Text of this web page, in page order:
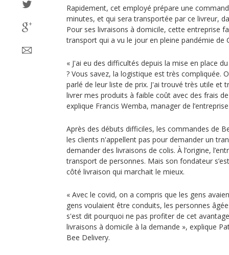
Rapidement, cet employé prépare une
minutes, et qui sera transportée par ce livreur,
Pour ses livraisons à domicile, cette entreprise
transport qui a vu le jour en pleine pandémie de
« J'ai eu des difficultés depuis la mise en place
? Vous savez, la logistique est très compliquée.
parlé de leur liste de prix. J'ai trouvé très utile et
livrer mes produits à faible coût avec des frais
explique Francis Wemba, manager de
Après des débuts difficiles, les commandes de
les clients n'appellent pas pour demander un
demander des livraisons de colis. À l’origine,
transport de personnes. Mais son fondateur
côté livraison qui marchait le mieux.
« Avec le covid, on a compris que les gens
gens voulaient être conduits, les personnes
s'est dit pourquoi ne pas profiter de cet
livraisons à domicile à la demande », explique
Bee Delivery.